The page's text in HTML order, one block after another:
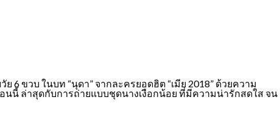
6 ขวบ ในบท “นุดา” จากละครยอดฮิต “เมีย 2018” ด้วยความ
นนี้ ล่าสุดกับการถ่ายแบบชุดนางเงือกน้อย ที่มีความน่ารักสดใส จน